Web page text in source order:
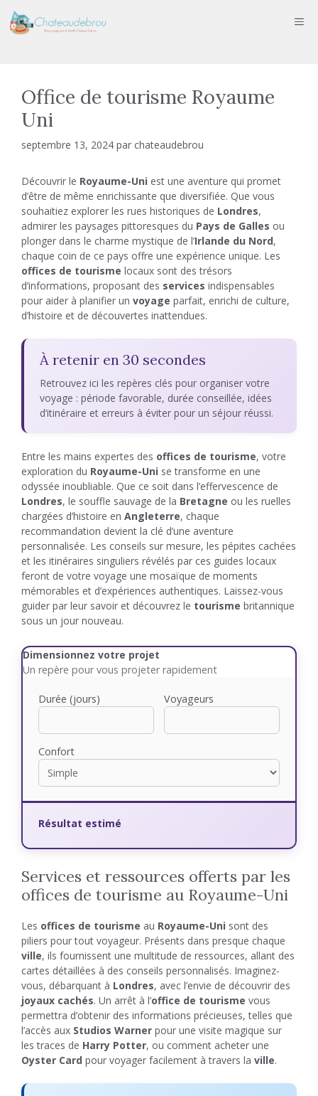
au
contenu
Office de tourisme Royaume
Uni
septembre 13, 2024 par chateaudebrou
Découvrir le Royaume-Uni est une aventure qui promet
d’être de même enrichissante que diversifiée. Que vous
souhaitiez explorer les rues historiques de Londres,
admirer les paysages pittoresques du Pays de Galles ou
plonger dans le charme mystique de l’Irlande du Nord,
chaque coin de ce pays offre une expérience unique. Les
offices de tourisme locaux sont des trésors
d’informations, proposant des services indispensables
pour aider à planifier un voyage parfait, enrichi de culture,
d’histoire et de découvertes inattendues.
À retenir en 30 secondes
Retrouvez ici les repères clés pour organiser votre
voyage : période favorable, durée conseillée, idées
d’itinéraire et erreurs à éviter pour un séjour réussi.
Entre les mains expertes des offices de tourisme, votre
exploration du Royaume-Uni se transforme en une
odyssée inoubliable. Que ce soit dans l’effervescence de
Londres, le souffle sauvage de la Bretagne ou les ruelles
chargées d’histoire en Angleterre, chaque
recommandation devient la clé d’une aventure
personnalisée. Les conseils sur mesure, les pépites cachées
et les itinéraires singuliers révélés par ces guides locaux
feront de votre voyage une mosaïque de moments
mémorables et d’expériences authentiques. Laissez-vous
guider par leur savoir et découvrez le tourisme britannique
sous un jour nouveau.
Dimensionnez votre projet
Un repère pour vous projeter rapidement
Durée (jours) Voyageurs
Confort
Résultat estimé
Services et ressources offerts par les
offices de tourisme au Royaume-Uni
Les offices de tourisme au Royaume-Uni sont des
piliers pour tout voyageur. Présents dans presque chaque
ville, ils fournissent une multitude de ressources, allant des
cartes détaillées à des conseils personnalisés. Imaginez-
vous, débarquant à Londres, avec l’envie de découvrir des
joyaux cachés. Un arrêt à l’office de tourisme vous
permettra d’obtenir des informations précieuses, telles que
l’accès aux Studios Warner pour une visite magique sur
les traces de Harry Potter, ou comment acheter une
Oyster Card pour voyager facilement à travers la ville.